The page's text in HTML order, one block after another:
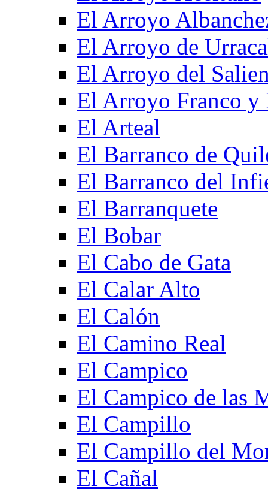
El Arroyo
El Arroyo de
El Arroyo del
El Arroyo Franco y
El Arteal
El Barranco de
El Barranco del
El Barranquete
El Bobar
El Cabo de Gata
El Calar Alto
El Calón
El Camino Real
El Campico
El Campico de las
El Campillo
El Campillo del
El Cañal